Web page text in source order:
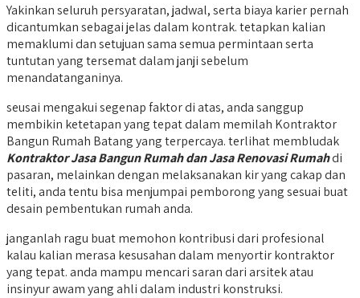
Yakinkan seluruh persyaratan, jadwal, serta biaya karier pernah
dicantumkan sebagai jelas dalam kontrak. tetapkan kalian
memaklumi dan setujuan sama semua permintaan serta
tuntutan yang tersemat dalam janji sebelum
menandatanganinya.
seusai mengakui segenap faktor di atas, anda sanggup
membikin ketetapan yang tepat dalam memilah Kontraktor
Bangun Rumah Batang yang terpercaya. terlihat membludak
Kontraktor Jasa Bangun Rumah dan Jasa Renovasi Rumahdi
pasaran, melainkan dengan melaksanakan kir yang cakap dan
teliti, anda tentu bisa menjumpai pemborong yang sesuai buat
desain pembentukan rumah anda.
janganlah ragu buat memohon kontribusi dari profesional
kalau kalian merasa kesusahan dalam menyortir kontraktor
yang tepat. anda mampu mencari saran dari arsitek atau
insinyur awam yang ahli dalam industri konstruksi.